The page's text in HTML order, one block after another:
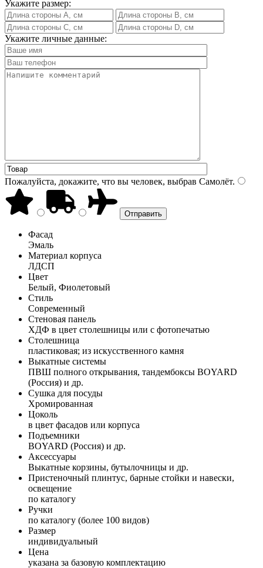
Укажите размер:
Укажите личные данные:
Пожалуйста, докажите, что вы человек, выбрав Самолёт.
Фасад
Эмаль
Материал корпуса
ЛДСП
Цвет
Белый, Фиолетовый
Стиль
Современный
Стеновая панель
ХДФ в цвет столешницы или с фотопечатью
Столешница
пластиковая; из искусственного камня
Выкатные системы
ПВШ полного открывания, тандембоксы BOYARD
(Россия) и др.
Сушка для посуды
Хромированная
Цоколь
в цвет фасадов или корпуса
Подъемники
BOYARD (Россия) и др.
Аксессуары
Выкатные корзины, бутылочницы и др.
Пристеночный плинтус, барные стойки и навески,
освещение
по каталогу
Ручки
по каталогу (более 100 видов)
Размер
индивидуальный
Цена
указана за базовую комплектацию